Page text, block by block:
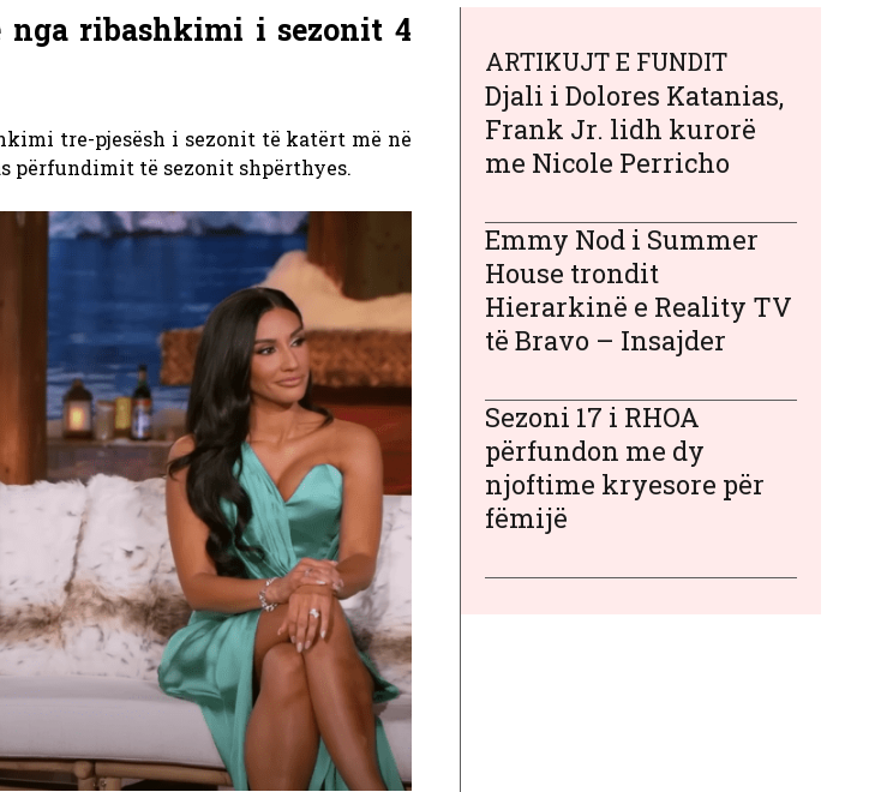
nga ribashkimi i sezonit 4
tre-pjesësh i sezonit të katërt më në
përfundimit të sezonit shpërthyes.
ARTIKUJT E FUNDIT
Djali i Dolores Katanias,
Frank Jr. lidh kurorë
me Nicole Perricho
Emmy Nod i Summer
House trondit
Hierarkinë e Reality TV
të Bravo – Insajder
Sezoni 17 i RHOA
përfundon me dy
njoftime kryesore për
fëmijë